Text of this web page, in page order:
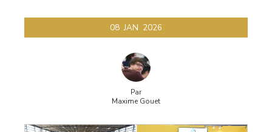
08 JAN 2026
Par
Maxime Gouet